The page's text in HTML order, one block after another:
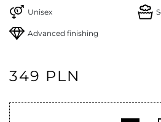
Unisex
Advanced finishing
349 PLN